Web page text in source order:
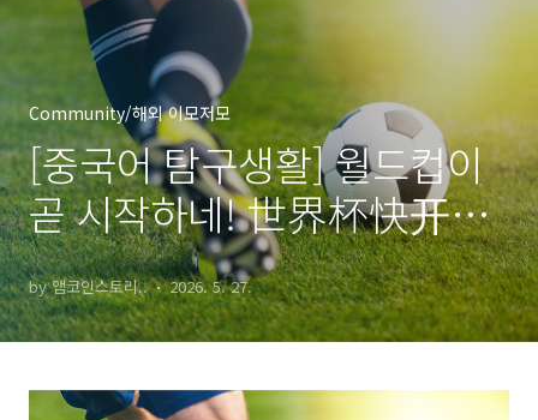
Community/해외 이모저모
[중국어 탐구생활] 월드컵이
곧 시작하네! 世界杯快开始
了!
by 앰코인스토리.. 2026. 5. 27.